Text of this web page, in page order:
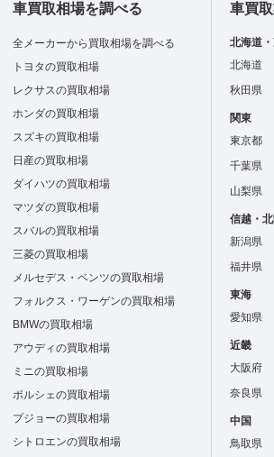
車買取相場を調べる
全メーカーから買取相場を調べる
トヨタの買取相場
レクサスの買取相場
ホンダの買取相場
スズキの買取相場
日産の買取相場
ダイハツの買取相場
マツダの買取相場
スバルの買取相場
三菱の買取相場
メルセデス・ベンツの買取相場
フォルクス・ワーゲンの買取相場
BMWの買取相場
アウディの買取相場
ミニの買取相場
ポルシェの買取相場
プジョーの買取相場
シトロエンの買取相場
車買
北海道
北海道
秋田県
関東
東京都
千葉県
山梨県
信越・
新潟県
福井県
東海
愛知県
近畿
大阪府
奈良県
中国
鳥取県